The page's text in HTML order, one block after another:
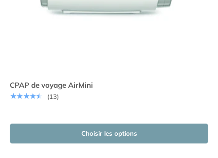
CPAP de voyage AirMini
★★★★★
(13)
Choisir les options